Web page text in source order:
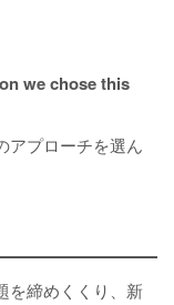
we chose this
アプローチを選ん
を締めくくり、新